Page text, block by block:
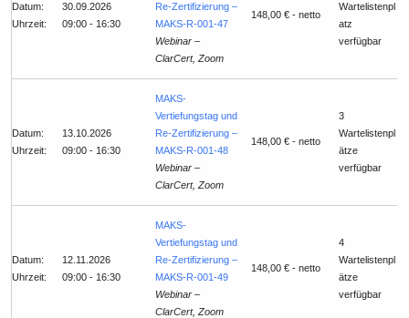
Datum:
Uhrzeit:
30.09.2026
09:00 - 16:30
Re-Zertifizierung –
MAKS-R-001-47
Webinar –
ClarCert, Zoom
148,00 € - netto
Wartelistenpl
atz
verfügbar
Datum:
Uhrzeit:
13.10.2026
09:00 - 16:30
MAKS-
Vertiefungstag und
Re-Zertifizierung –
MAKS-R-001-48
Webinar –
ClarCert, Zoom
148,00 € - netto
3
Wartelistenpl
ätze
verfügbar
Datum:
Uhrzeit:
12.11.2026
09:00 - 16:30
MAKS-
Vertiefungstag und
Re-Zertifizierung –
MAKS-R-001-49
Webinar –
ClarCert, Zoom
148,00 € - netto
4
Wartelistenpl
ätze
verfügbar